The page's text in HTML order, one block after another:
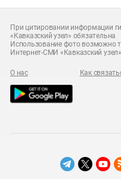
При цитировании информации
«Кавказский узел» обязательна
Использование фото возможно
Интернет-СМИ «Кавказский узел»
О нас Как